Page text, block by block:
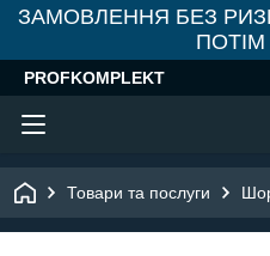
ЗАМОВЛЕННЯ БЕЗ
PROFKOMPLEKT
Товари та послуги